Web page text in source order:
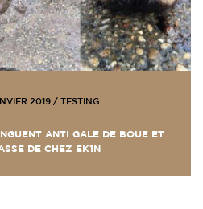
2019 / TESTING
ANTI GALE DE BOUE ET
DE CHEZ EK1N